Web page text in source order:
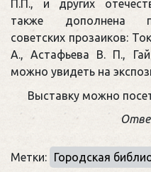
П.П., и других
также дополнена
советских прозаиков:
А., Астафьева В. П.,
можно увидеть на
Выставку можно
Метки: Городская